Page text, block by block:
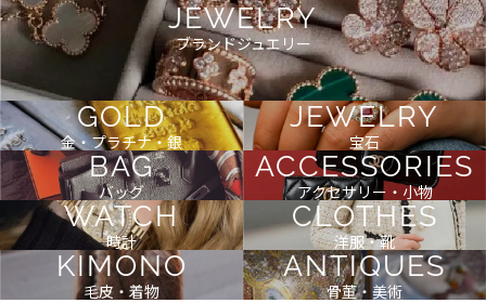
JEWELRY
ブランドジュエリー
GOLD
金・プラチナ・銀
JEWELRY
宝石
BAG
バッグ
ACCESSORIES
アクセサリー・小物
WATCH
時計
CLOTHES
洋服・靴
KIMONO
毛皮・着物
ANTIQUES
骨董・美術